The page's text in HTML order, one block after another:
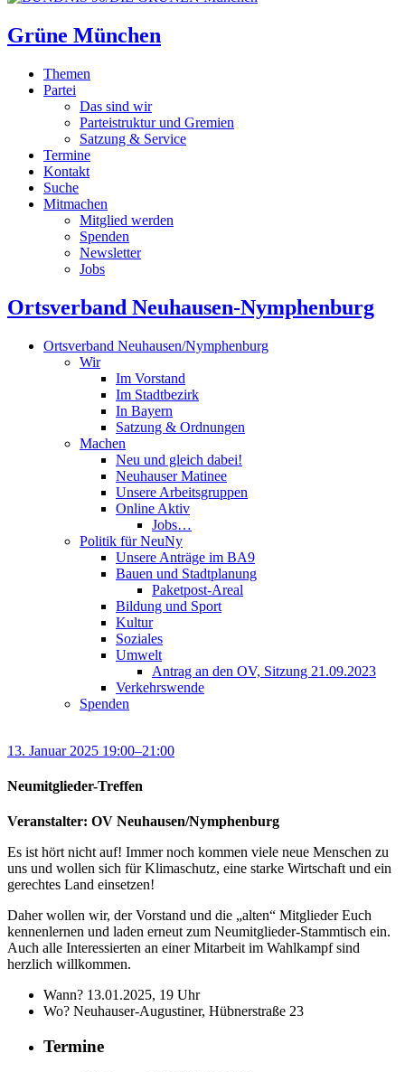
Grüne München
Themen
Partei
Das sind wir
Parteistruktur und Gremien
Satzung & Service
Termine
Kontakt
Suche
Mitmachen
Mitglied werden
Spenden
Newsletter
Jobs
Ortsverband Neuhausen-Nymphenburg
Ortsverband Neuhausen/Nymphenburg
Wir
Im Vorstand
Im Stadtbezirk
In Bayern
Satzung & Ordnungen
Machen
Neu und gleich dabei!
Neuhauser Matinee
Unsere Arbeitsgruppen
Online Aktiv
Jobs…
Politik für NeuNy
Unsere Anträge im BA9
Bauen und Stadtplanung
Paketpost-Areal
Bildung und Sport
Kultur
Soziales
Umwelt
Antrag an den OV, Sitzung 21.09.2023
Verkehrswende
Spenden
13. Januar 2025 19:00–21:00
Neumitglieder-Treffen
Veranstalter: OV Neuhausen/Nymphenburg
Es ist hört nicht auf! Immer noch kommen viele neue Menschen zu
uns und wollen sich für Klimaschutz, eine starke Wirtschaft und ein
gerechtes Land einsetzen!
Daher wollen wir, der Vorstand und die „alten“ Mitglieder Euch
kennenlernen und laden erneut zum Neumitglieder-Stammtisch ein.
Auch alle Interessierten an einer Mitarbeit im Wahlkampf sind
herzlich willkommen.
Wann? 13.01.2025, 19 Uhr
Wo? Neuhauser-Augustiner, Hübnerstraße 23
Termine